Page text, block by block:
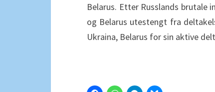
Belarus. Etter Russlands brutale
og Belarus utestengt fra
Ukraina, Belarus for sin aktive